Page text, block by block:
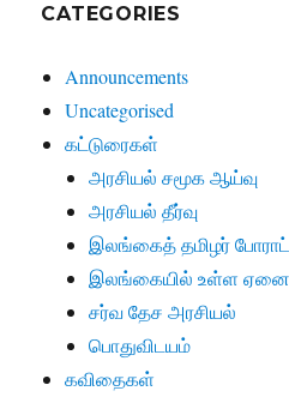
CATEGORIES
Announcements
Uncategorised
கட்டுரைகள்
அரசியல் சமூக ஆய்வு
அரசியல் தீர்வு
இலங்கைத் தமிழர்
இலங்கையில் உள்ள
சர்வ தேச அரசியல்
பொதுவிடயம்
கவிதைகள்